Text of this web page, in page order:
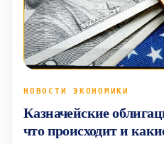
НОВОСТИ ЭКОНОМИКИ
Казначейские
что происходит и